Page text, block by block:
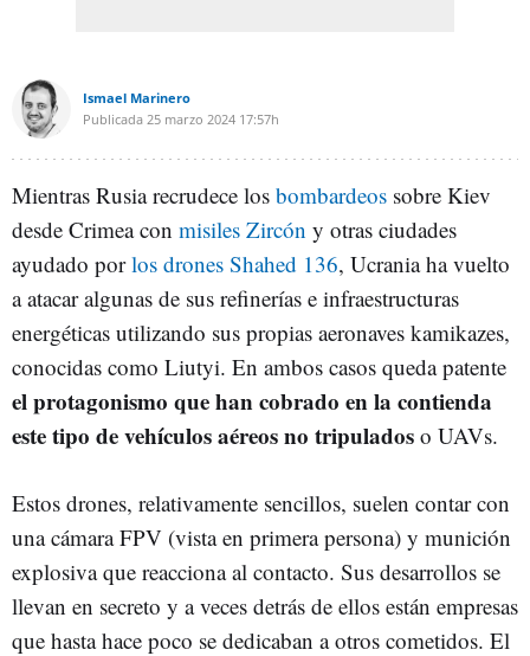
Ismael Marinero
Publicada 25 marzo 2024 17:57h
Mientras Rusia recrudece los bombardeos sobre Kiev
desde Crimea con misiles Zircón y otras ciudades
ayudado porlos drones Shahed 136, Ucrania ha vuelto
a atacar algunas de sus refinerías e infraestructuras
energéticas utilizando sus propias aeronaves kamikazes,
conocidas como Liutyi. En ambos casos queda patente
el protagonismo que han cobrado en la contienda
este tipo de vehículos aéreos no tripulados o UAVs.
Estos drones, relativamente sencillos, suelen contar con
una cámara FPV (vista en primera persona) y munición
explosiva que reacciona al contacto. Sus desarrollos se
llevan en secreto y a veces detrás de ellos están empresas
que hasta hace poco se dedicaban a otros cometidos. El